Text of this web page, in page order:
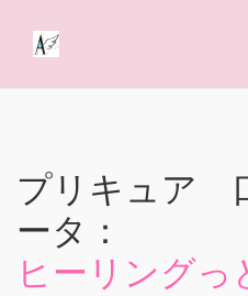
プリキュア
ータ：
ヒーリング